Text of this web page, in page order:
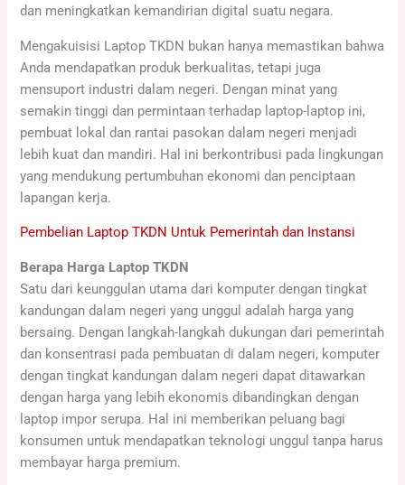
dan meningkatkan kemandirian digital suatu negara.
Mengakuisisi Laptop TKDN bukan hanya memastikan bahwa
Anda mendapatkan produk berkualitas, tetapi juga
mensuport industri dalam negeri. Dengan minat yang
semakin tinggi dan permintaan terhadap laptop-laptop ini,
pembuat lokal dan rantai pasokan dalam negeri menjadi
lebih kuat dan mandiri. Hal ini berkontribusi pada lingkungan
yang mendukung pertumbuhan ekonomi dan penciptaan
lapangan kerja.
Pembelian Laptop TKDN Untuk Pemerintah dan Instansi
Berapa Harga Laptop TKDN
Satu dari keunggulan utama dari komputer dengan tingkat
kandungan dalam negeri yang unggul adalah harga yang
bersaing. Dengan langkah-langkah dukungan dari pemerintah
dan konsentrasi pada pembuatan di dalam negeri, komputer
dengan tingkat kandungan dalam negeri dapat ditawarkan
dengan harga yang lebih ekonomis dibandingkan dengan
laptop impor serupa. Hal ini memberikan peluang bagi
konsumen untuk mendapatkan teknologi unggul tanpa harus
membayar harga premium.